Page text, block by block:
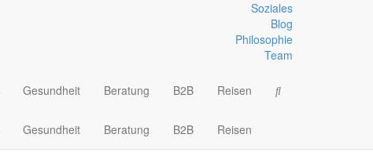
Soziales
Blog
Philosophie
Team
Gesundheit Beratung B2B Reisen
Gesundheit Beratung B2B Reisen